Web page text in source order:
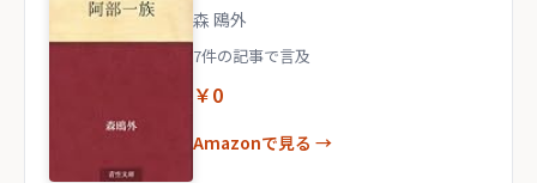
森 鴎外
7件の記事で言及
￥0
Amazonで見る →